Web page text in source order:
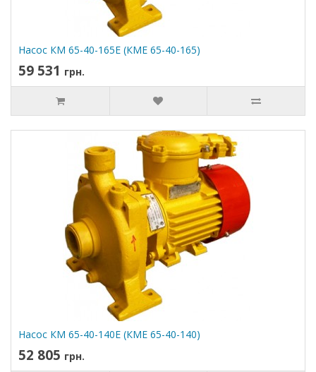
Насос КМ 65-40-165Е (КМЕ 65-40-165)
59 531 грн.
Насос КМ 65-40-140Е (КМЕ 65-40-140)
52 805 грн.